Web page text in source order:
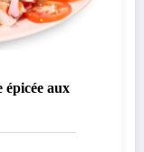
épicée aux